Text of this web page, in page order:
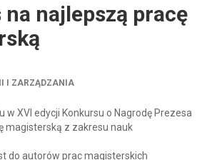
najlepszą pracę
I ZARZĄDZANIA
w XVI edycji Konkursu o Nagrodę Prezesa
magisterską z zakresu nauk
do autorów prac magisterskich